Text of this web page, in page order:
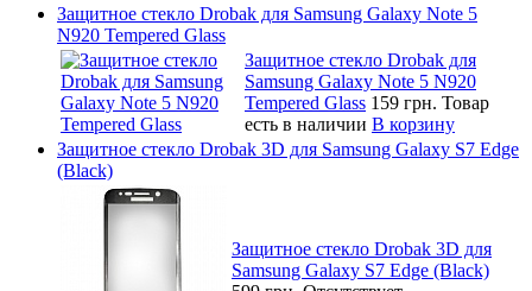
Защитное стекло Drobak для Samsung Galaxy Note 5
N920 Tempered Glass
Защитное стекло Drobak для
Samsung Galaxy Note 5 N920
Tempered Glass 159 грн. Товар
есть в наличии В корзину
Защитное стекло Drobak 3D для Samsung Galaxy S7 Edge
(Black)
Защитное стекло Drobak 3D для
Samsung Galaxy S7 Edge (Black)